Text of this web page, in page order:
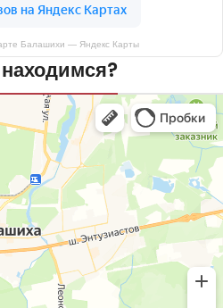
Балашихи — Яндекс Карты